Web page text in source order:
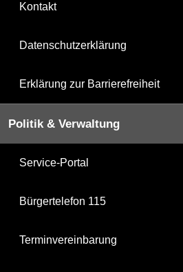
Kontakt
Datenschutzerklärung
Erklärung zur Barrierefreiheit
Politik & Verwaltung
Service-Portal
Bürgertelefon 115
Terminvereinbarung